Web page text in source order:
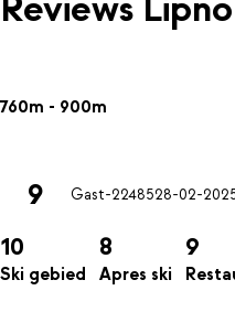
Reviews Lipno
760m - 900m
9 Gast-2248528-02-
10
Ski gebied
8
Apres ski
9